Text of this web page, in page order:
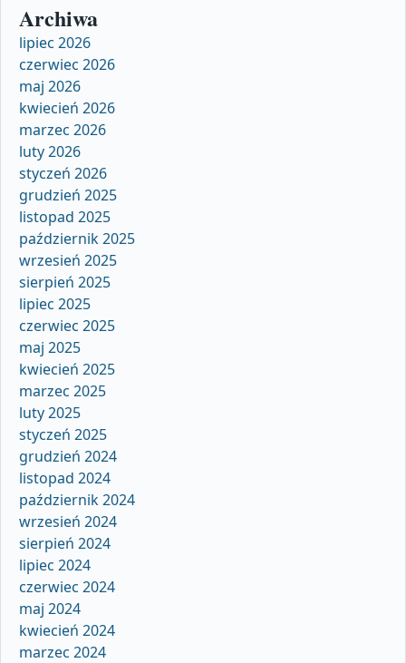
Archiwa
lipiec 2026
czerwiec 2026
maj 2026
kwiecień 2026
marzec 2026
luty 2026
styczeń 2026
grudzień 2025
listopad 2025
październik 2025
wrzesień 2025
sierpień 2025
lipiec 2025
czerwiec 2025
maj 2025
kwiecień 2025
marzec 2025
luty 2025
styczeń 2025
grudzień 2024
listopad 2024
październik 2024
wrzesień 2024
sierpień 2024
lipiec 2024
czerwiec 2024
maj 2024
kwiecień 2024
marzec 2024